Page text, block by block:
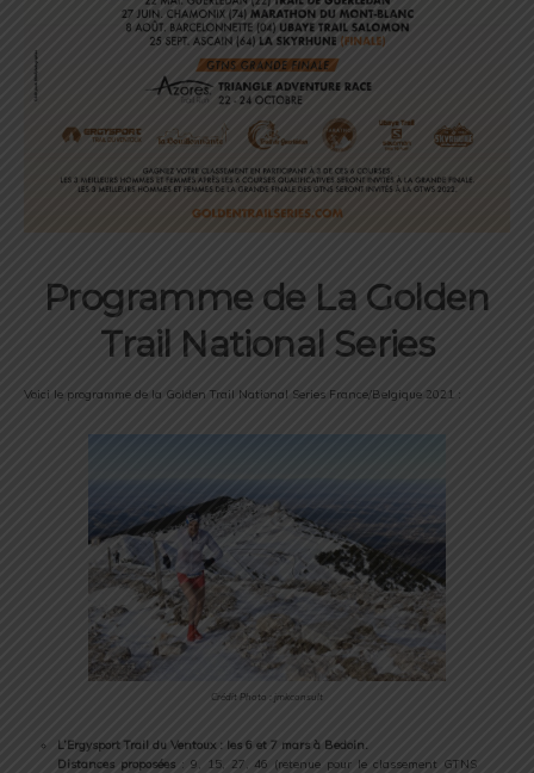
Programme de La Golden
Trail National Series
Voici le programme de la Golden Trail National Series France/Belgique 2021 :
Crédit Photo : jmkconsult
L’Ergysport Trail du Ventoux : les 6 et 7 mars à Bedoin.
Distances proposées : 9, 15, 27, 46 (retenue pour le classement GTNS